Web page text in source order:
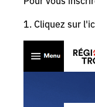
1. Cliquez sur